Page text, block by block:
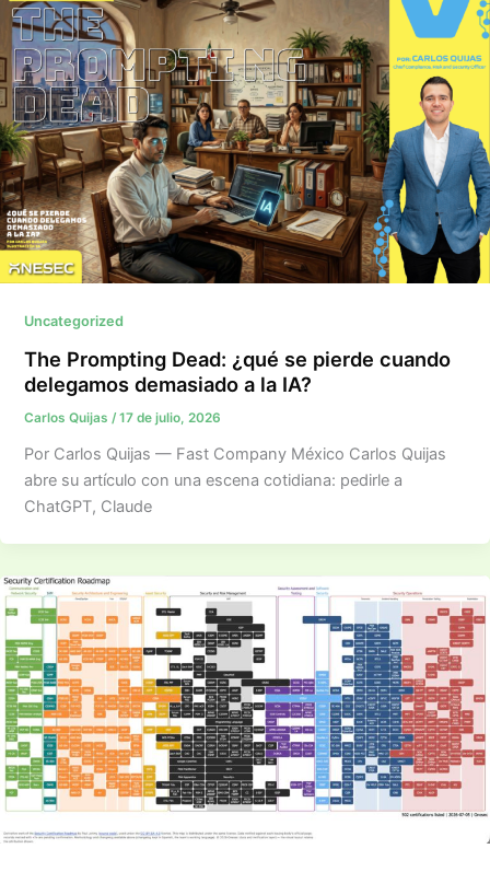
Uncategorized
The Prompting Dead: ¿qué se pierde cuando
delegamos demasiado a la IA?
Carlos Quijas /17 de julio, 2026
Por Carlos Quijas — Fast Company México Carlos Quijas
abre su artículo con una escena cotidiana: pedirle a
ChatGPT, Claude